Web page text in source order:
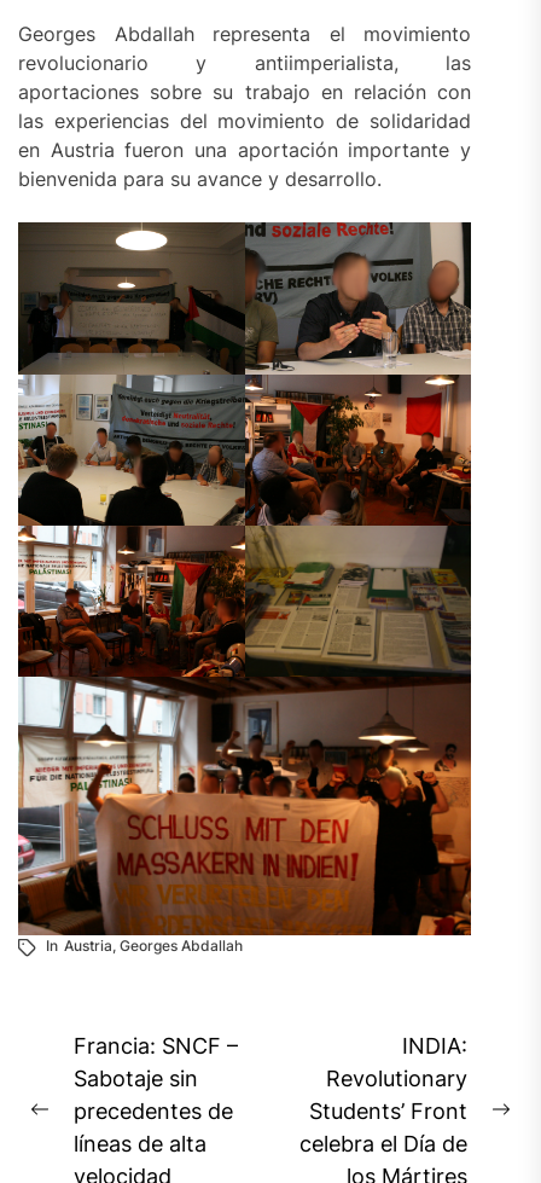
Georges Abdallah representa el movimiento
revolucionario y antiimperialista, las
aportaciones sobre su trabajo en relación con
las experiencias del movimiento de solidaridad
en Austria fueron una aportación importante y
bienvenida para su avance y desarrollo.
In Austria, Georges Abdallah
Navegación
entradas
Previous
post:
Francia: SNCF –
Sabotaje sin
precedentes de
líneas de alta
velocidad
INDIA:
Revolutionary
Students’ Front
celebra el Día de
los Mártires